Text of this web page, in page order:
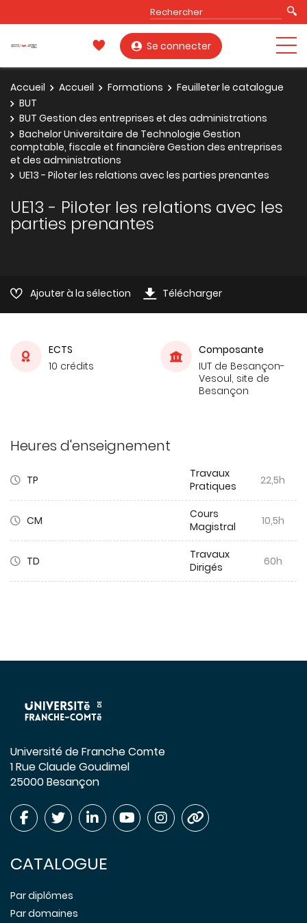
Se connecter
Accueil Accueil Formations
Feuilleter le catalogue
BUT
BUT Gestion des entreprises et des administrations
Bachelor Universitaire de Technologie Gestion
comptable, fiscale et financière Gestion des entreprises
et des administrations
UE13 - Piloter les relations avec les parties prenantes
UE13 - Piloter les relations avec les
parties prenantes
Ajouter à la sélection Télécharger
ECTS
10 crédits
Composante
IUT de Besançon-
Vesoul, site de
Besançon
Heures d'enseignement
TP
Travaux
Pratiques
22,5h
CM
Cours
Magistral
10,5h
TD
Travaux
Dirigés
60h
Université de Franche Comte
1 Rue Claude Goudimel
25000 Besançon
CATALOGUE
Par diplômes
Par domaines